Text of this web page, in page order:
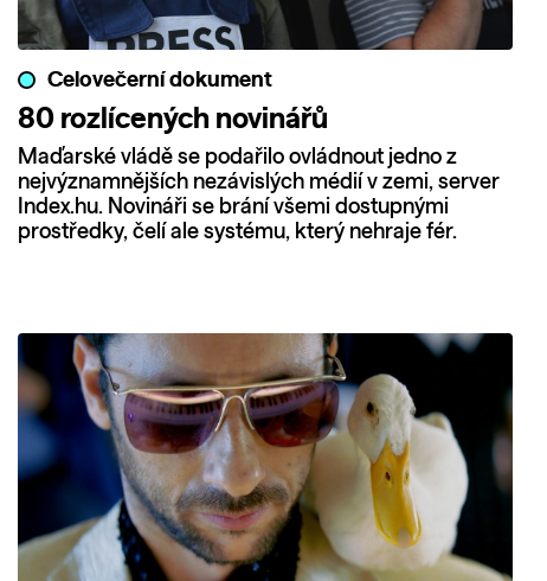
Celovečerní dokument
80 rozlícených novinářů
Maďarské vládě se podařilo ovládnout jedno z
nejvýznamnějších nezávislých médií v zemi, server
Index.hu. Novináři se brání všemi dostupnými
prostředky, čelí ale systému, který nehraje fér.